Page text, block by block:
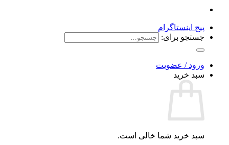
پیج اینستاگرام
جستجو برای:
ورود / عضویت
سبد خرید
سبد خرید شما خالی است.